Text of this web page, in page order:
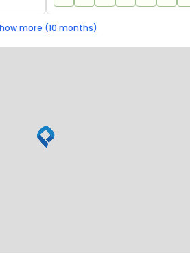
more (10 months)